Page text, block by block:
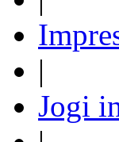
|
Jogi